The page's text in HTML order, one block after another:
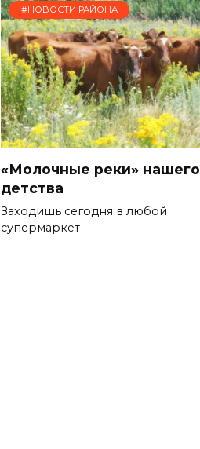
#НОВОСТИ РАЙОНА
«Молочные реки» нашего
детства
Заходишь сегодня в любой
супермаркет —